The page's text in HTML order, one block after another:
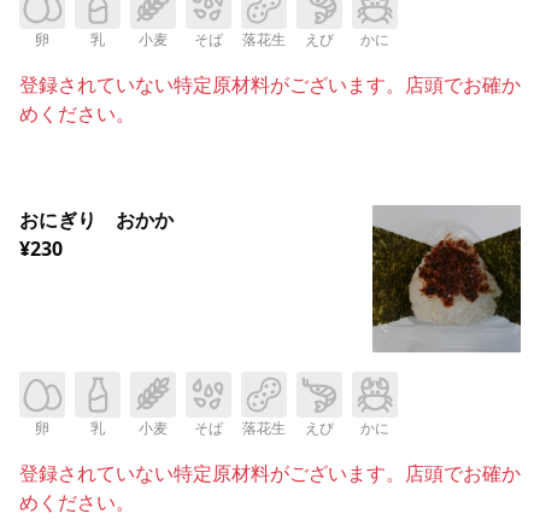
卵 乳 小麦 そば 落花生 えび かに
登録されていない特定原材料がございます。店頭でお確か
めください。
おにぎり おかか
¥230
卵 乳 小麦 そば 落花生 えび かに
登録されていない特定原材料がございます。店頭でお確か
めください。